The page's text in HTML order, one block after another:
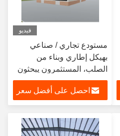
فيديو
مستودع تجاري / صناعي
بهيكل إطاري وبناء من
الصلب، المستثمرون يبحثون
عن ورشة عمل للمعدات
احصل على أفضل سعر